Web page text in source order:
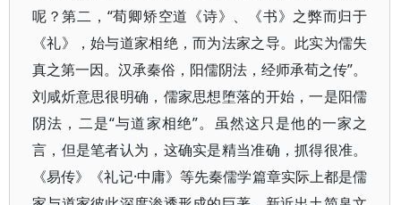
呢？第二，“荀卿矫空道《诗》、《书》之弊而归于
《礼》，始与道家相绝，而为法家之导。此实为儒失
真之第一因。汉承秦俗，阳儒阴法，经师承荀之传”。
刘咸炘意思很明确，儒家思想堕落的开始，一是阳儒
阴法，二是“与道家相绝”。虽然这只是他的一家之
言，但是笔者认为，这确实是精当准确，抓得很准。
《易传》《礼记·中庸》等先秦儒学篇章实际上都是儒